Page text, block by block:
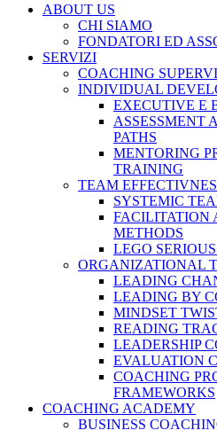
ABOUT US
CHI SIAMO
FONDATORI ED
SERVIZI
COACHING
INDIVIDUAL
EXECUTIVE E
ASSESSMENT
PATHS
MENTORING
TRAINING
TEAM
SYSTEMIC
FACILITATION
METHODS
LEGO
ORGANIZATIONAL
LEADING
LEADING BY
MINDSET
READING
LEADERSHIP
EVALUATION
COACHING
FRAMEWORKS
COACHING ACADEMY
BUSINESS